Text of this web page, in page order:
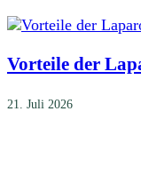
Vorteile der
21. Juli 2026